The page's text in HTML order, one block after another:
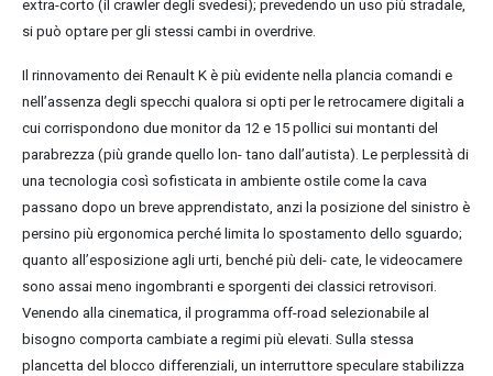
extra-corto (il crawler degli svedesi); prevedendo un uso più stradale,
si può optare per gli stessi cambi in overdrive.
Il rinnovamento dei Renault K è più evidente nella plancia comandi e
nell’assenza degli specchi qualora si opti per le retrocamere digitali a
cui corrispondono due monitor da 12 e 15 pollici sui montanti del
parabrezza (più grande quello lon- tano dall’autista). Le perplessità di
una tecnologia così sofisticata in ambiente ostile come la cava
passano dopo un breve apprendistato, anzi la posizione del sinistro è
persino più ergonomica perché limita lo spostamento dello sguardo;
quanto all’esposizione agli urti, benché più deli- cate, le videocamere
sono assai meno ingombranti e sporgenti dei classici retrovisori.
Venendo alla cinematica, il programma off-road selezionabile al
bisogno comporta cambiate a regimi più elevati. Sulla stessa
plancetta del blocco differenziali, un interruttore speculare stabilizza